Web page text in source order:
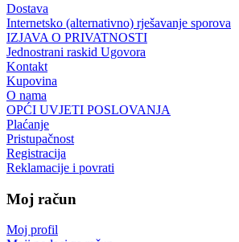
Dostava
Internetsko (alternativno) rješavanje sporova
IZJAVA O PRIVATNOSTI
Jednostrani raskid Ugovora
Kontakt
Kupovina
O nama
OPĆI UVJETI POSLOVANJA
Plaćanje
Pristupačnost
Registracija
Reklamacije i povrati
Moj račun
Moj profil